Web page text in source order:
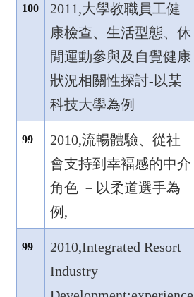
100 2011,大學教職員工健
康檢查、生活型態、休
閒運動參與及自覺健康
狀況相關性探討-以某
科技大學為例
99 2010,流暢體驗、從社
會支持到幸褔感的中介
角色 －以柔道選手為
例,
99
2010,Integrated Resort
Industry